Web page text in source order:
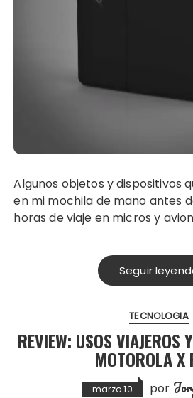
Algunos objetos y dispositivos que no olvido cargar
en mi mochila de mano antes
horas de viaje en micros y
Seguir
TECNOLOGIA
REVIEW: USOS VIAJEROS
MOTOROLA X
marzo 10 por